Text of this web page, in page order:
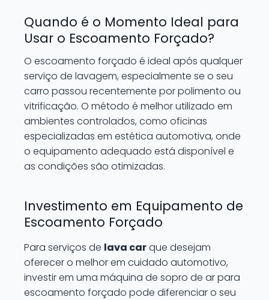
Quando é o Momento Ideal para
Usar o Escoamento Forçado?
O escoamento forçado é ideal após qualquer
serviço de lavagem, especialmente se o seu
carro passou recentemente por polimento ou
vitrificação. O método é melhor utilizado em
ambientes controlados, como oficinas
especializadas em estética automotiva, onde
o equipamento adequado está disponível e
as condições são otimizadas.
Investimento em Equipamento de
Escoamento Forçado
Para serviços de lava carque desejam
oferecer o melhor em cuidado automotivo,
investir em uma máquina de sopro de ar para
escoamento forçado pode diferenciar o seu